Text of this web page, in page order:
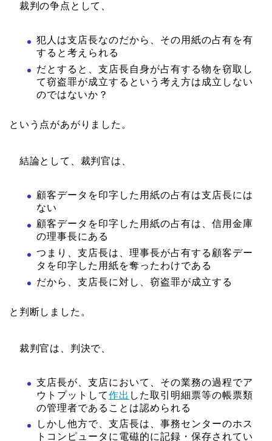
裁判の争点として、
犯人は支店長なのだから、その用紙の占有を有
すると考えられる
だとすると、支店長自身が占有する物を窃取し
て窃盗罪が成立するという考え方は成立しない
のではないか？
という点があがりました。
結論として、裁判官は、
顧客データを印字した用紙の占有は支店長には
ない
顧客データを印字した用紙の占有は、信用金庫
の理事長にある
つまり、支店長は、理事長が占有する顧客デー
タを印字した用紙を奪ったわけである
だから、支店長に対し、窃盗罪が成立する
と判断しました。
裁判官は、判決で、
支店長が、支店において、その業務の過程でア
ウトプットして作出 した取引明細票等の帳票類
の管理者であることは認められる
しかし他方で、支店長は、事務センターのホス
トコンピュータに電磁的に記録・保存されてい